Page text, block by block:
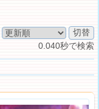
0.040秒で検索